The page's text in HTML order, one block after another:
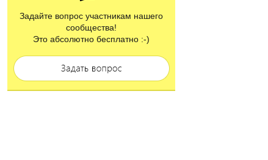
Задайте вопрос участникам нашего
сообщества!
Это абсолютно бесплатно :-)